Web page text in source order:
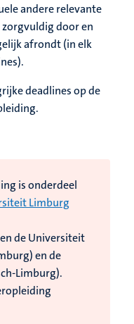
andere relevante
door en
afrondt (in elk
deadlines op de
is onderdeel
Limburg
de Universiteit
en de
Limburg).